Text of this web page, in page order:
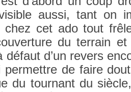
aussi, tant on
chez cet ado tout
du ter­rain
défaut d’un re­v­ers
per­mettre de faire
du tour­nant du